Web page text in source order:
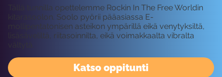
Katso oppitunti
Tällä tunnilla opettelemme Rockin In The Free Worldin
kitarasoolon. Soolo pyörii pääasiassa E-
mollipentatonisen asteikon ympärillä eikä venytyksiltä,
lisäsäveliltä, riitasoinnilta, eikä voimakkaalta vibralta
vältytä.